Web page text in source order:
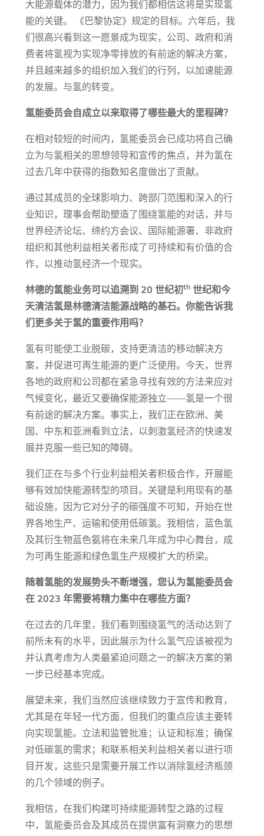
大能源载体的潜力，因为我们都相信这将是实现氢
能的关键。 《巴黎协定》规定的目标。六年后，我
们很高兴看到这一愿景成为现实，公司、政府和消
费者将氢视为实现净零排放的有前途的解决方案，
并且越来越多的组织加入我们的行列，以加速能源
的发展。与氢的转变。
氢能委员会自成立以来取得了哪些最大的里程碑？
在相对较短的时间内，氢能委员会已成功将自己确
立为与氢相关的思想领导和宣传的焦点，并为氢在
过去几年中获得的指数知名度做出了贡献。
通过其成员的全球影响力、跨部门范围和深入的行
业知识，理事会帮助塑造了围绕氢能的对话，并与
世界经济论坛、缔约方会议、国际能源署、非政府
组织和其他利益相关者形成了可持续和有价值的合
作，以推动氢经济一个现实。
林德的氢能业务可以追溯到 20 世纪初th世纪和今
天清洁氢是林德清洁能源战略的基石。你能告诉我
们更多关于氢的重要作用吗？
氢有可能使工业脱碳，支持更清洁的移动解决方
案，并促进可再生能源的更广泛使用。今天，世界
各地的政府和公司都在紧急寻找有效的方法来应对
气候变化，最近又要确保能源独立——氢是一个很
有前途的解决方案。事实上，我们正在欧洲、美
国、中东和亚洲看到立法，以刺激氢经济的快速发
展并克服一些已知的障碍。
我们正在与多个行业利益相关者积极合作，开展能
够有效加快能源转型的项目。关键是利用现有的基
础设施，因为它对分子的碳强度不可知，开始在世
界各地生产、运输和使用低碳氢。我相信，蓝色氢
及其衍生物蓝色氨将在未来几年成为中心舞台，成
为可再生能源和绿色氢生产规模扩大的桥梁。
随着氢能的发展势头不断增强，您认为氢能委员会
在 2023 年需要将精力集中在哪些方面？
在过去的几年里，我们看到围绕氢气的活动达到了
前所未有的水平，因此展示为什么氢气应该被视为
并认真考虑为人类最紧迫问题之一的解决方案的第
一步已经基本完成。
展望未来，我们当然应该继续致力于宣传和教育，
尤其是在年轻一代方面，但我们的重点应该主要转
向实现氢能。立法和监管批准；认证和标准；确保
对低碳氢的需求；和联系相关利益相关者以进行项
目开发，这些只是需要开展工作以消除氢经济瓶颈
的几个领域的例子。
我相信，在我们构建可持续能源转型之路的过程
中，氢能委员会及其成员在提供富有洞察力的思想